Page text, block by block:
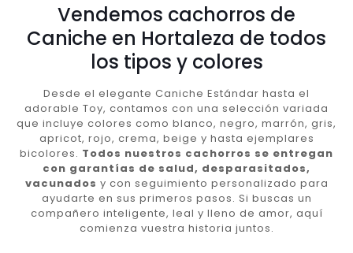
Vendemos cachorros de
Caniche en Hortaleza de todos
los tipos y colores
Desde el elegante Caniche Estándar hasta el
adorable Toy, contamos con una selección variada
que incluye colores como blanco, negro, marrón, gris,
apricot, rojo, crema, beige y hasta ejemplares
bicolores. Todos nuestros cachorros se entregan
con garantías de salud, desparasitados,
vacunados y con seguimiento personalizado para
ayudarte en sus primeros pasos. Si buscas un
compañero inteligente, leal y lleno de amor, aquí
comienza vuestra historia juntos.